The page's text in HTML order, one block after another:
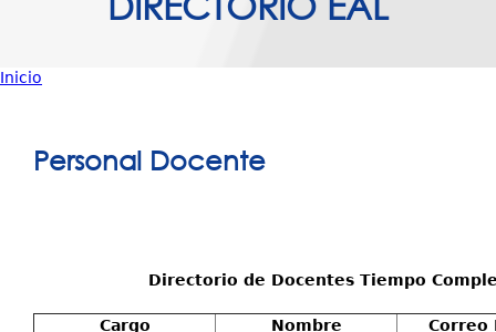
Conoce EAL
Directorio EAL
está
Inicio
Personal Docente
Directorio de Docentes Tiempo
Cargo Nombre
Correo